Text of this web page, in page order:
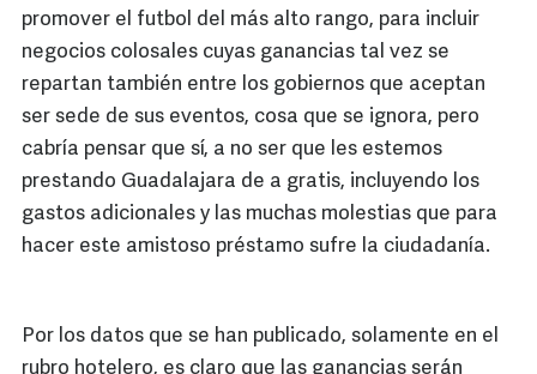
promover el futbol del más alto rango, para incluir
negocios colosales cuyas ganancias tal vez se
repartan también entre los gobiernos que aceptan
ser sede de sus eventos, cosa que se ignora, pero
cabría pensar que sí, a no ser que les estemos
prestando Guadalajara de a gratis, incluyendo los
gastos adicionales y las muchas molestias que para
hacer este amistoso préstamo sufre la ciudadanía.
Por los datos que se han publicado, solamente en el
rubro hotelero, es claro que las ganancias serán